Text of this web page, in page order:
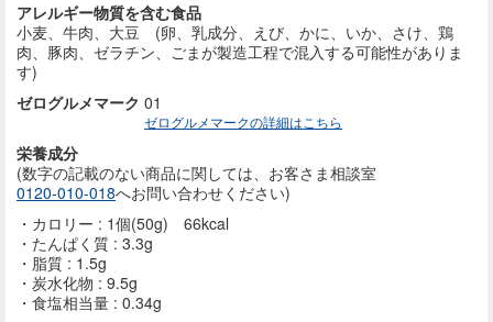
アレルギー物質を含む食品
小麦、牛肉、大豆 (卵、乳成分、えび、かに、いか、さけ、鶏
肉、豚肉、ゼラチン、ごまが製造工程で混入する可能性がありま
す)
ゼログルメマーク 01
ゼログルメマークの詳細はこちら
栄養成分
(数字の記載のない商品に関しては、お客さま相談室
0120-010-018へお問い合わせください)
カロリー : 1個(50g) 66kcal
たんぱく質 : 3.3g
脂質 : 1.5g
炭水化物 : 9.5g
食塩相当量 : 0.34g